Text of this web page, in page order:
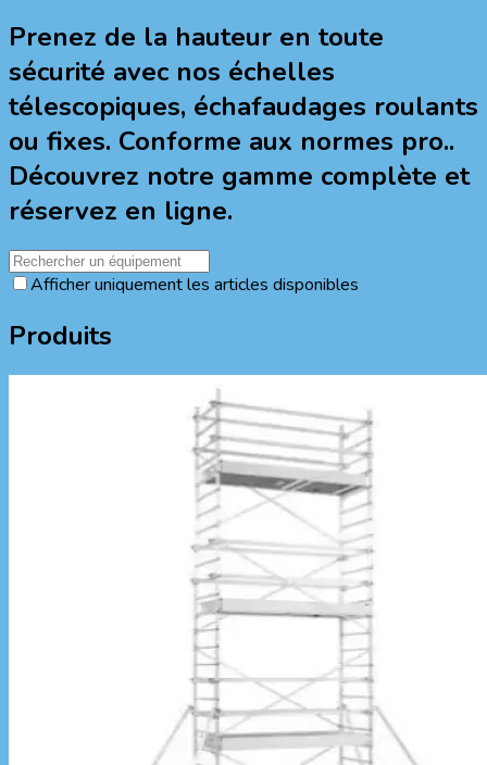
Prenez de la hauteur en toute
sécurité avec nos échelles
télescopiques, échafaudages roulants
ou fixes. Conforme aux normes pro..
Découvrez notre gamme complète et
réservez en ligne.
Afficher uniquement les articles disponibles
Produits